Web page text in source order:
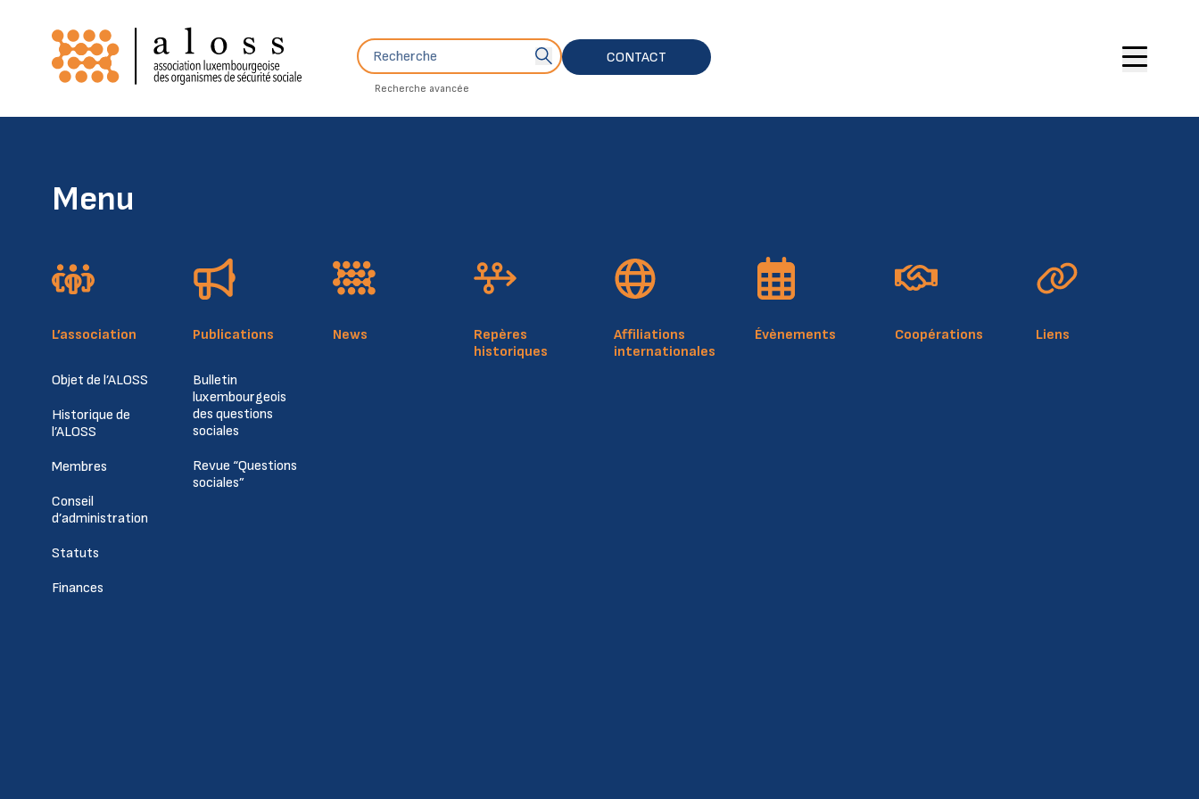
Recherche
Recherche avancée
Bouton de soumission de recherche
CONTACT
Menu
L’association
Objet de l’ALOSS
Historique de
l’ALOSS
Membres
Conseil
d’administration
Statuts
Finances
Publications
Bulletin
luxembourgeois
des questions
sociales
Revue “Questions
sociales”
News
Repères
historiques
Affiliations
internationales
Évènements Coopérations Liens
RCSL: F412
Notice légale